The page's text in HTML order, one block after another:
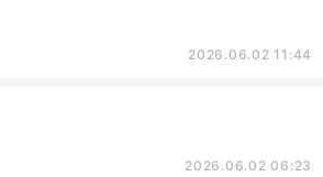
2026.06.02 11:44
2026.06.02 06:23